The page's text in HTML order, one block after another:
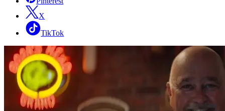
X
TikTok